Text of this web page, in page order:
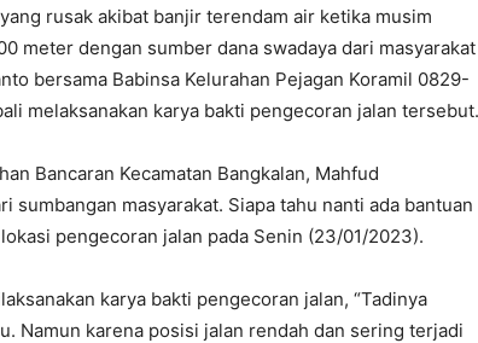
rusak akibat banjir terendam air ketika musim
meter dengan sumber dana swadaya dari masyarakat
bersama Babinsa Kelurahan Pejagan Koramil 0829-
melaksanakan karya bakti pengecoran jalan tersebut.
Bancaran Kecamatan Bangkalan, Mahfud
sumbangan masyarakat. Siapa tahu nanti ada bantuan
pengecoran jalan pada Senin (23/01/2023).
karya bakti pengecoran jalan, “Tadinya
Namun karena posisi jalan rendah dan sering terjadi